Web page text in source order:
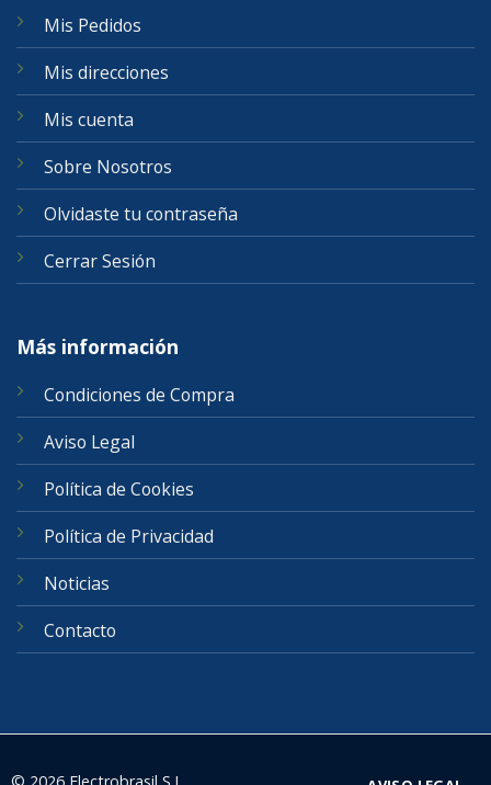
Mis Pedidos
Mis direcciones
Mis cuenta
Sobre Nosotros
Olvidaste tu contraseña
Cerrar Sesión
Más información
Condiciones de Compra
Aviso Legal
Política de Cookies
Política de Privacidad
Noticias
Contacto